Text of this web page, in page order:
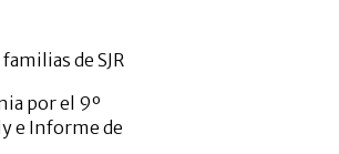
de SJR
por el 9º
e Informe de